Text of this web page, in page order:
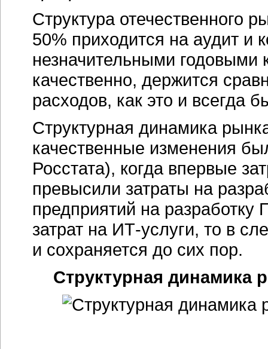
Структура отечественного
50% приходится на аудит и
незначительными
качественно, держится
расходов, как это и всегда
Структурная динамика
качественные изменения
Росстата), когда впервые
превысили затраты на
предприятий на
затрат на ИТ-услуги, то в
и сохраняется до сих пор.
Структурная динамика